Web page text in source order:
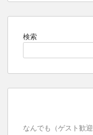
検索
なんでも（ゲスト歓迎